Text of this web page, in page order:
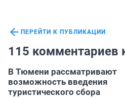
ПЕРЕЙТИ К ПУБЛИКАЦИИ
115 комментариев
В Тюмени рассматривают
возможность введения
туристического сбора